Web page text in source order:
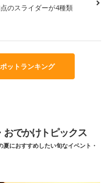
のスライダーが4種類
ットランキング
おでかけトピックス
におすすめしたい旬なイベント・